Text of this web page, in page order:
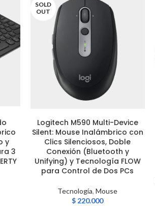
y
3
SOLD
OUT
LEER MÁS
Logitech M590 Multi-Device
Silent: Mouse Inalámbrico con
Clics Silenciosos, Doble
Conexión (Bluetooth y
Unifying) y Tecnología FLOW
para Control de Dos PCs
Tecnología,Mouse
$ 220.000